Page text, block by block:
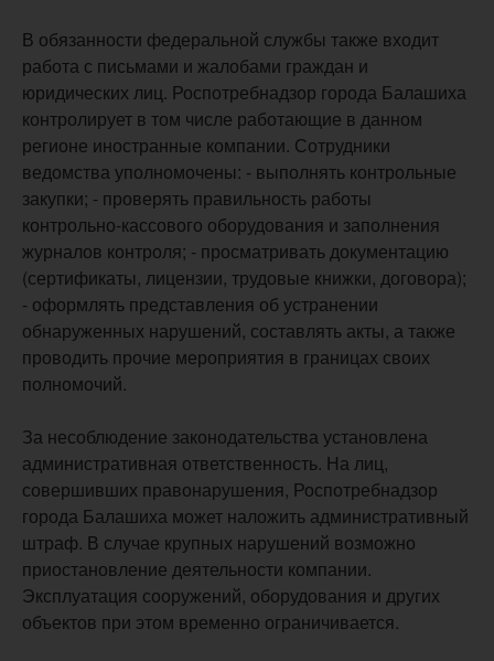
В обязанности федеральной службы также входит
работа с письмами и жалобами граждан и
юридических лиц. Роспотребнадзор города Балашиха
контролирует в том числе работающие в данном
регионе иностранные компании. Сотрудники
ведомства уполномочены: - выполнять контрольные
закупки; - проверять правильность работы
контрольно-кассового оборудования и заполнения
журналов контроля; - просматривать документацию
(сертификаты, лицензии, трудовые книжки, договора);
- оформлять представления об устранении
обнаруженных нарушений, составлять акты, а также
проводить прочие мероприятия в границах своих
полномочий.
За несоблюдение законодательства установлена
административная ответственность. На лиц,
совершивших правонарушения, Роспотребнадзор
города Балашиха может наложить административный
штраф. В случае крупных нарушений возможно
приостановление деятельности компании.
Эксплуатация сооружений, оборудования и других
объектов при этом временно ограничивается.